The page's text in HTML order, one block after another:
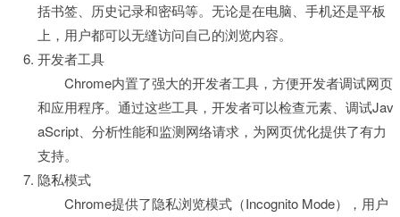
括书签、历史记录和密码等。无论是在电脑、手机还是平板
上，用户都可以无缝访问自己的浏览内容。
开发者工具
Chrome内置了强大的开发者工具，方便开发者调试网页
和应用程序。通过这些工具，开发者可以检查元素、调试Jav
aScript、分析性能和监测网络请求，为网页优化提供了有力
支持。
隐私模式
Chrome提供了隐私浏览模式（Incognito Mode），用户